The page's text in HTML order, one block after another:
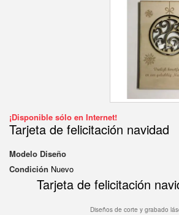
¡Disponible sólo en Internet!
Tarjeta de felicitación navidad
Modelo Diseño
Condición Nuevo
Tarjeta de felicitación
Diseños de corte y grabado